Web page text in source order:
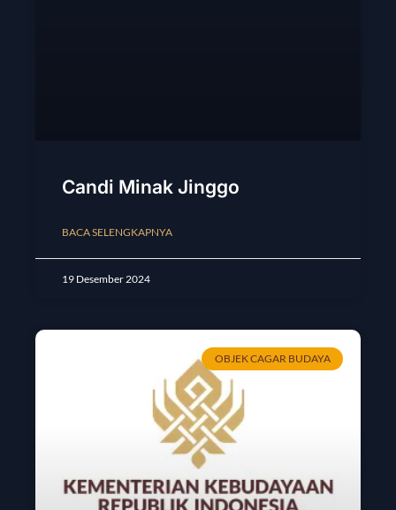
Candi Minak Jinggo
BACA SELENGKAPNYA
19 Desember 2024
OBJEK CAGAR BUDAYA